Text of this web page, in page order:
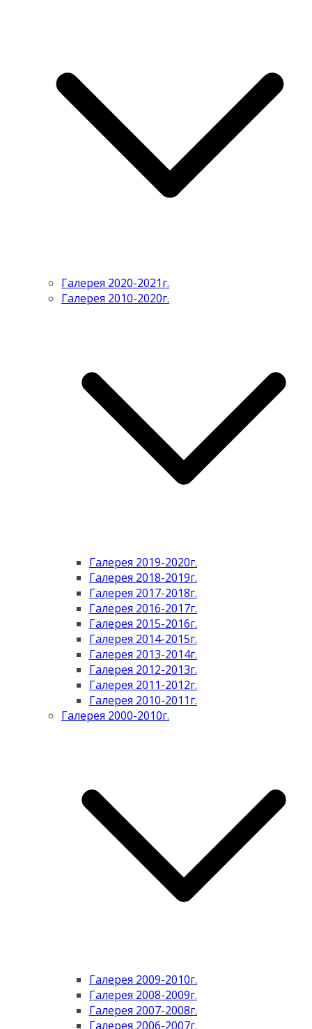
Галерея 2020-2021г.
Галерея 2010-2020г.
Галерея 2019-2020г.
Галерея 2018-2019г.
Галерея 2017-2018г.
Галерея 2016-2017г.
Галерея 2015-2016г.
Галерея 2014-2015г.
Галерея 2013-2014г.
Галерея 2012-2013г.
Галерея 2011-2012г.
Галерея 2010-2011г.
Галерея 2000-2010г.
Галерея 2009-2010г.
Галерея 2008-2009г.
Галерея 2007-2008г.
Галерея 2006-2007г.